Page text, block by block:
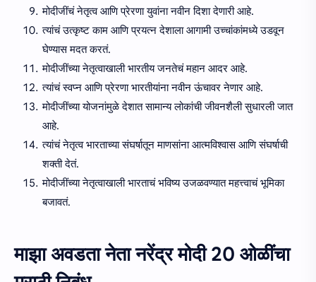
मोदीजींचं नेतृत्व आणि प्रेरणा युवांना नवीन दिशा देणारी आहे.
त्यांचं उत्कृष्ट काम आणि प्रयत्न देशाला आगामी उच्चांकांमध्ये उडवून
घेण्यास मदत करतं.
मोदीजींच्या नेतृत्वाखाली भारतीय जनतेचं महान आदर आहे.
त्यांचं स्वप्न आणि प्रेरणा भारतीयांना नवीन ऊंचावर नेणार आहे.
मोदीजींच्या योजनांमुळे देशात सामान्य लोकांची जीवनशैली सुधारली जात
आहे.
त्यांचं नेतृत्व भारताच्या संघर्षातून माणसांना आत्मविश्वास आणि संघर्षाची
शक्ती देतं.
मोदीजींच्या नेतृत्वाखाली भारताचं भविष्य उजळवण्यात महत्त्वाचं भूमिका
बजावतं.
माझा अवडता नेता नरेंद्र मोदी 20 ओळींचा